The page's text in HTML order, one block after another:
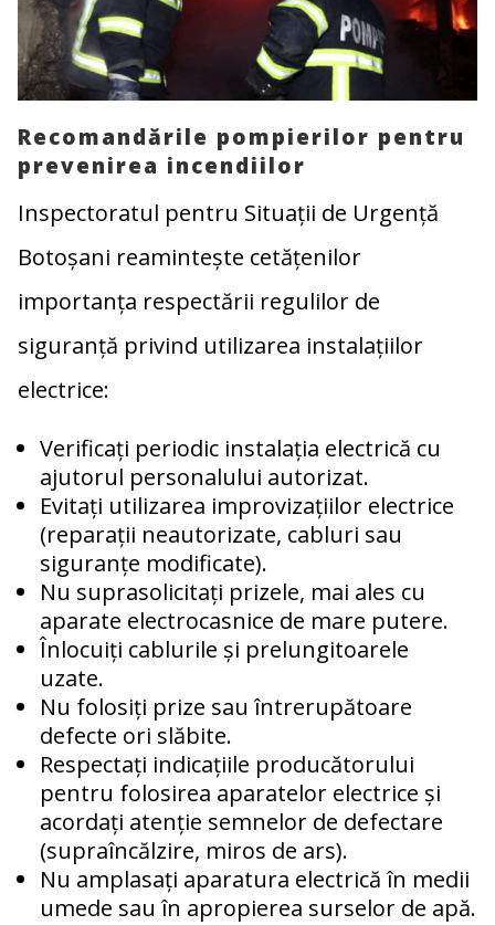
Recomandările pompierilor pentru
prevenirea incendiilor
Inspectoratul pentru Situații de Urgență
Botoșani reamintește cetățenilor
importanța respectării regulilor de
siguranță privind utilizarea instalațiilor
electrice:
Verificați periodic instalația electrică cu
ajutorul personalului autorizat.
Evitați utilizarea improvizațiilor electrice
(reparații neautorizate, cabluri sau
siguranțe modificate).
Nu suprasolicitați prizele, mai ales cu
aparate electrocasnice de mare putere.
Înlocuiți cablurile și prelungitoarele
uzate.
Nu folosiți prize sau întrerupătoare
defecte ori slăbite.
Respectați indicațiile producătorului
pentru folosirea aparatelor electrice și
acordați atenție semnelor de defectare
(supraîncălzire, miros de ars).
Nu amplasați aparatura electrică în medii
umede sau în apropierea surselor de apă.